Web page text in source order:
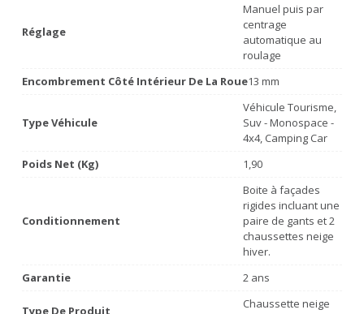
Réglage
Manuel puis par
centrage
automatique au
roulage
Encombrement Côté Intérieur De La Roue13 mm
Type Véhicule
Véhicule Tourisme,
Suv - Monospace -
4x4, Camping Car
Poids Net (Kg)
1,90
Conditionnement
Boite à façades
rigides incluant une
paire de gants et 2
chaussettes neige
hiver.
Garantie
2 ans
Type De Produit
Chaussette neige